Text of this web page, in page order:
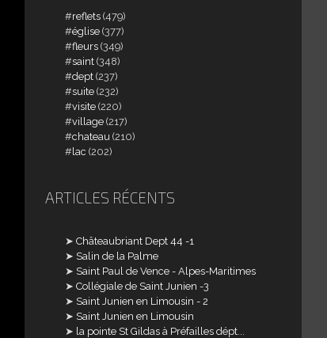
reflets (479)
église (377)
fleurs (349)
saint (348)
dept (237)
suite (232)
visite (220)
village (217)
chateau (210)
lac (202)
ARTICLES RÉCENTS
Châteaubriant Dept 44 -1
Salin de la Palme
Saint Paul de Vence - Alpes-Maritimes
Collégiale de Saint Junien -3
Saint Junien en Limousin - 2
Saint Junien en Limousin
la pointe St Gildas à Préfailles dépt...